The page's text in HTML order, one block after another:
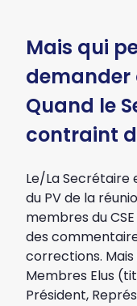
Mais qui
demander
Quand le
contraint
Le/La Secrétaire
du PV de la
membres du
des
corrections. Mais
Membres Elus
Président,